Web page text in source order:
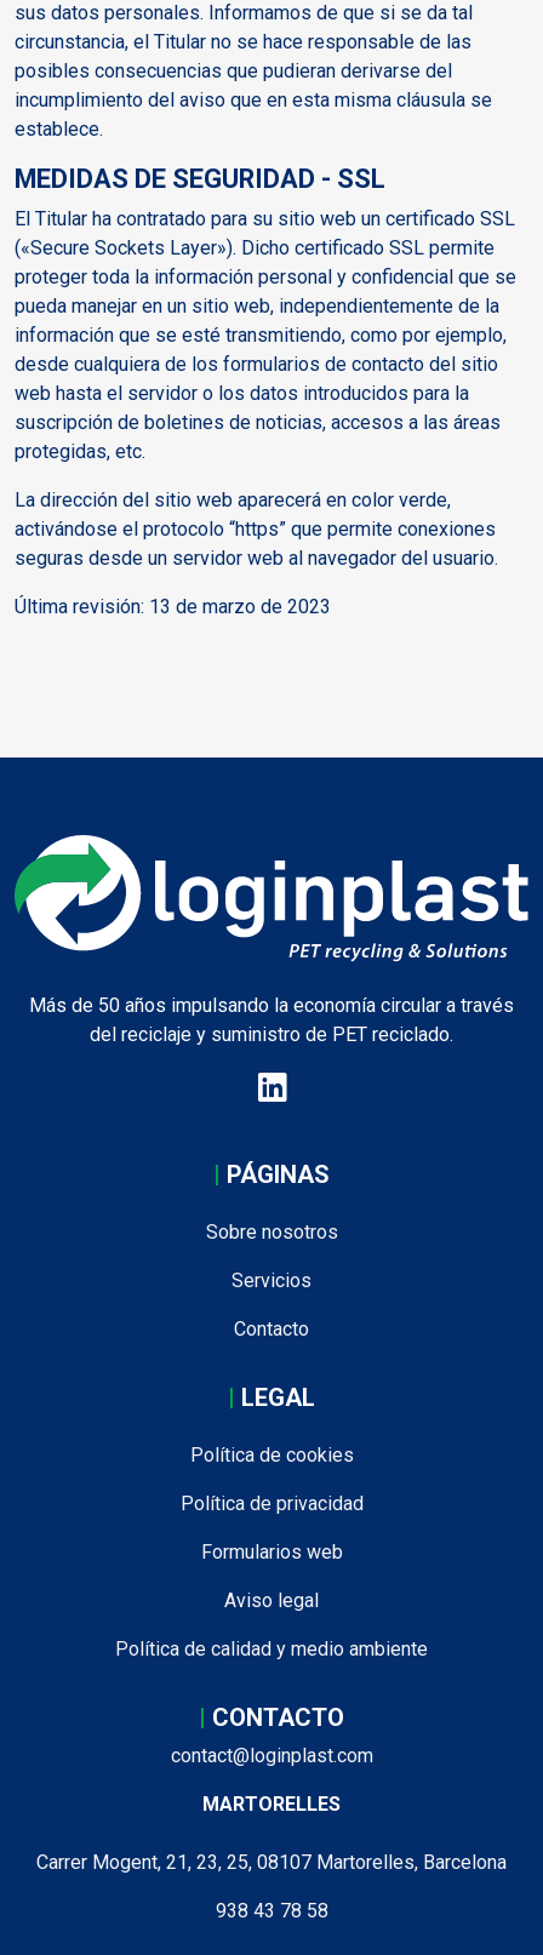
sus datos personales. Informamos de que si se da tal
circunstancia, el Titular no se hace responsable de las
posibles consecuencias que pudieran derivarse del
incumplimiento del aviso que en esta misma cláusula se
establece.
MEDIDAS DE SEGURIDAD - SSL
El Titular ha contratado para su sitio web un certificado SSL
(«Secure Sockets Layer»). Dicho certificado SSL permite
proteger toda la información personal y confidencial que se
pueda manejar en un sitio web, independientemente de la
información que se esté transmitiendo, como por ejemplo,
desde cualquiera de los formularios de contacto del sitio
web hasta el servidor o los datos introducidos para la
suscripción de boletines de noticias, accesos a las áreas
protegidas, etc.
La dirección del sitio web aparecerá en color verde,
activándose el protocolo “https” que permite conexiones
seguras desde un servidor web al navegador del usuario.
Última revisión: 13 de marzo de 2023
Más de 50 años impulsando la economía circular a través
del reciclaje y suministro de PET reciclado.
| PÁGINAS
Sobre nosotros
Servicios
Contacto
| LEGAL
Política de cookies
Política de privacidad
Formularios web
Aviso legal
Política de calidad y medio ambiente
| CONTACTO
contact@loginplast.com
MARTORELLES
Carrer Mogent, 21, 23, 25, 08107 Martorelles, Barcelona
938 43 78 58